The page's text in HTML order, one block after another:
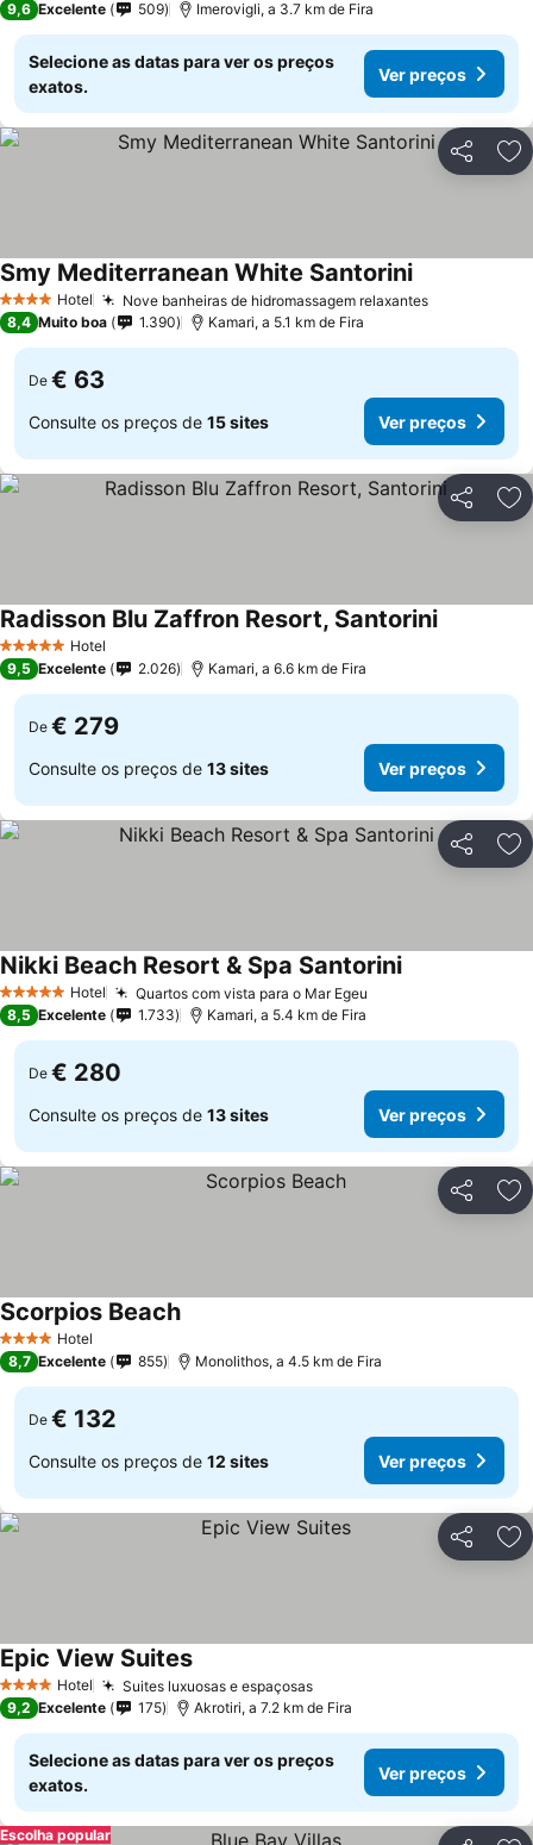
9,6 Excelente 509 Imerovigli, a 3.7 km de Fira
Selecione as datas para ver os preços
exatos.
Ver preços
Partilhar
4 EstrelasHotel Nove banheiras de hidromassagem relaxantes
Smy Mediterranean White Santorini
8,4 Muito boa 1.390 Kamari, a 5.1 km de Fira
De € 63
Consulte os preços de 15 sites Ver preços
Partilhar
5 Estrelas Hotel
Radisson Blu Zaffron Resort, Santorini
9,5 Excelente 2.026 Kamari, a 6.6 km de Fira
De € 279
Consulte os preços de 13 sites Ver preços
Partilhar
5 Estrelas Hotel Quartos com vista para o Mar Egeu
Nikki Beach Resort & Spa Santorini
8,5 Excelente 1.733 Kamari, a 5.4 km de Fira
De € 280
Consulte os preços de 13 sites Ver preços
Partilhar
4 EstrelasHotel
Scorpios Beach
8,7 Excelente 855 Monolithos, a 4.5 km de Fira
De € 132
Consulte os preços de 12 sites Ver preços
Partilhar
4 EstrelasHotel Suites luxuosas e espaçosas
Epic View Suites
9,2 Excelente 175 Akrotiri, a 7.2 km de Fira
Selecione as datas para ver os preços
exatos.
Ver preços
Escolha popular